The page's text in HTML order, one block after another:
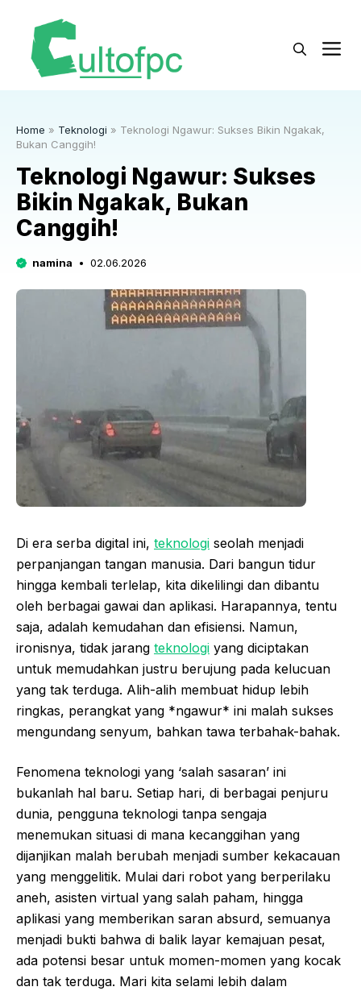
Home » Teknologi » Teknologi Ngawur: Sukses Bikin Ngakak,
Bukan Canggih!
Teknologi Ngawur: Sukses
Bikin Ngakak, Bukan
Canggih!
namina 02.06.2026
Di era serba digital ini, teknologi seolah menjadi
perpanjangan tangan manusia. Dari bangun tidur
hingga kembali terlelap, kita dikelilingi dan dibantu
oleh berbagai gawai dan aplikasi. Harapannya, tentu
saja, adalah kemudahan dan efisiensi. Namun,
ironisnya, tidak jarang teknologi yang diciptakan
untuk memudahkan justru berujung pada kelucuan
yang tak terduga. Alih-alih membuat hidup lebih
ringkas, perangkat yang *ngawur* ini malah sukses
mengundang senyum, bahkan tawa terbahak-bahak.
Fenomena teknologi yang ‘salah sasaran’ ini
bukanlah hal baru. Setiap hari, di berbagai penjuru
dunia, pengguna teknologi tanpa sengaja
menemukan situasi di mana kecanggihan yang
dijanjikan malah berubah menjadi sumber kekacauan
yang menggelitik. Mulai dari robot yang berperilaku
aneh, asisten virtual yang salah paham, hingga
aplikasi yang memberikan saran absurd, semuanya
menjadi bukti bahwa di balik layar kemajuan pesat,
ada potensi besar untuk momen-momen yang kocak
dan tak terduga. Mari kita selami lebih dalam